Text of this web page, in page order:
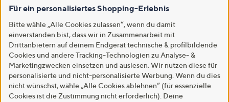
Für ein personalisiertes Shopping-Erlebnis
Bitte wähle „Alle Cookies zulassen“, wenn du damit
einverstanden bist, dass wir in Zusammenarbeit mit
Drittanbietern auf deinem Endgerät technische & profilbildende
Cookies und andere Tracking-Technologien zu Analyse- &
Marketingzwecken einsetzen und auslesen. Wir nutzen diese für
personalisierte und nicht-personalisierte Werbung. Wenn du dies
nicht wünschst, wähle „Alle Cookies ablehnen“ (für essenzielle
Cookies ist die Zustimmung nicht erforderlich). Deine